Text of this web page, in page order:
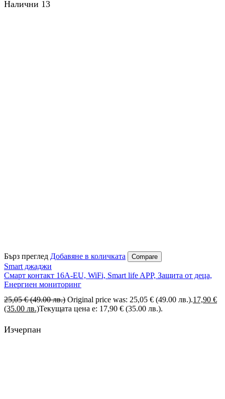
Налични 13
Бърз преглед Добавяне в количката Compare
Smart джаджи
Смарт контакт 16A-EU, WiFi, Smart life APP, Защита от деца,
Енергиен мониторинг
25,05€ (49.00 лв.) Original price was: 25,05 € (49.00 лв.).17,90 €
(35.00 лв.)Текущата цена е: 17,90 € (35.00 лв.).
Изчерпан